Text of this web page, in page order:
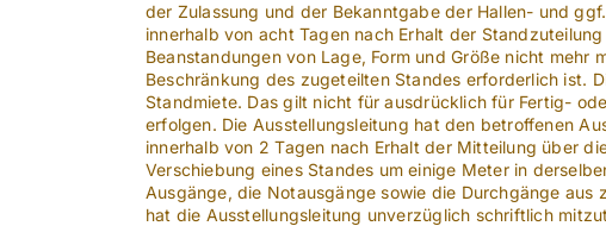
der Zulassung und der Bekanntgabe der Hallen- und
innerhalb von acht Tagen nach Erhalt der
Beanstandungen von Lage, Form und Größe nicht
Beschränkung des zugeteilten Standes erforderlich ist.
Standmiete. Das gilt nicht für ausdrücklich für Fertig-
erfolgen. Die Ausstellungsleitung hat den betroffenen
innerhalb von 2 Tagen nach Erhalt der Mitteilung über
Verschiebung eines Standes um einige Meter in
Ausgänge, die Notausgänge sowie die Durchgänge
hat die Ausstellungsleitung unverzüglich schriftlich